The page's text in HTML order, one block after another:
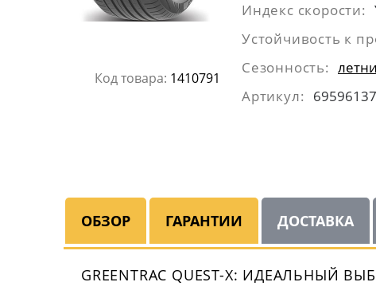
Код товара: 1410791
Индекс скорости:
Устойчивость к
Сезонность:
Артикул:
ОБЗОР ГАРАНТИИ ДОСТАВКА
GREENTRAC QUEST-X: ИДЕАЛЬНЫЙ